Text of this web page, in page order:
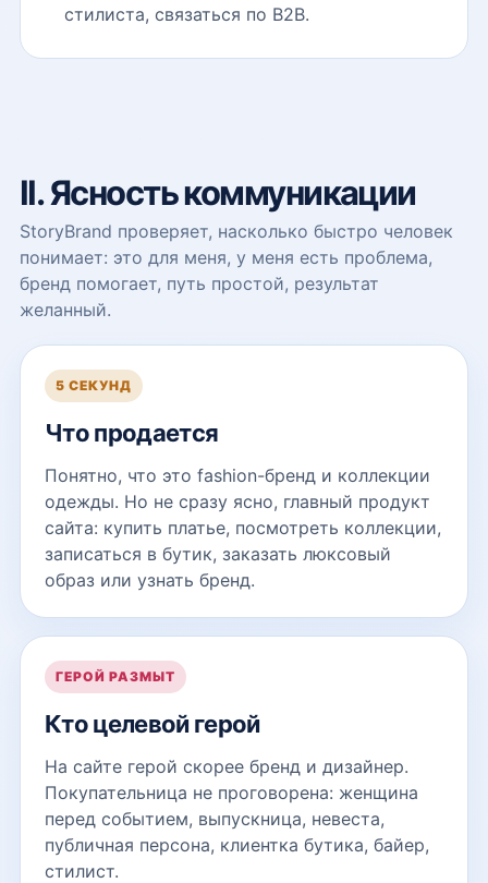
стилиста, связаться по B2B.
II. Ясность коммуникации
StoryBrand проверяет, насколько быстро человек
понимает: это для меня, у меня есть проблема,
бренд помогает, путь простой, результат
желанный.
5 СЕКУНД
Что продается
Понятно, что это fashion-бренд и коллекции
одежды. Но не сразу ясно, главный продукт
сайта: купить платье, посмотреть коллекции,
записаться в бутик, заказать люксовый
образ или узнать бренд.
ГЕРОЙ РАЗМЫТ
Кто целевой герой
На сайте герой скорее бренд и дизайнер.
Покупательница не проговорена: женщина
перед событием, выпускница, невеста,
публичная персона, клиентка бутика, байер,
стилист.